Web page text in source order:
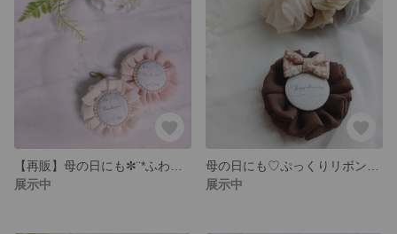
展示中
展示中